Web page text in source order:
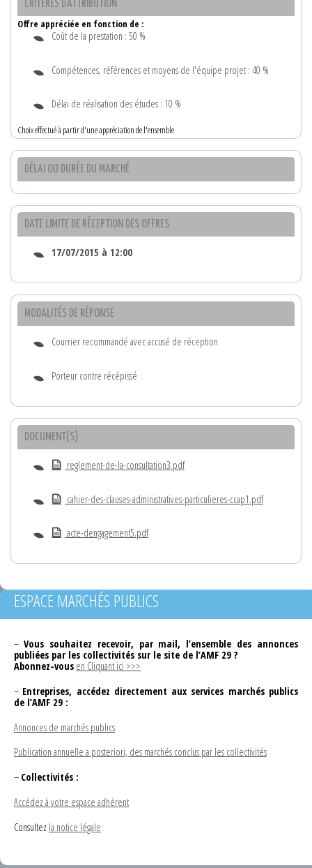
CRITÈRES D'ATTRIBUTION
Offre appréciée en fonction de :
Coût de la prestation : 50 %
Compétences, références et moyens de l'équipe projet : 40 %
Délai de réalisation des études : 10 %
Choix effectué à partir d'une appréciation de l'ensemble
DÉLAI OU DURÉE DU MARCHÉ
DATE LIMITE DE RÉCEPTION DES OFFRES
17/07/2015 à 12:00
MODALITÉS DE RÉPONSE
Courrier recommandé avec accusé de réception
Porteur contre récépissé
DOCUMENT(S)
reglement-de-la-consultation3.pdf
cahier-des-clauses-administratives-particulieres-ccap1.pdf
acte-dengagement5.pdf
ESPACE MARCHÉS PUBLICS
– Vous souhaitez recevoir, par mail, l’ensemble des annonces
publiées par les collectivités sur le site de l’AMF 29 ?
Abonnez-vous en Cliquant ici >>>
– Entreprises, accédez directement aux services marchés publics
de l’AMF 29 :
Annonces de marchés publics
Publication annuelle a posteriori, des marchés conclus par les collectivités
– Collectivités :
Accédez à votre espace adhérent
Consultez la notice légale